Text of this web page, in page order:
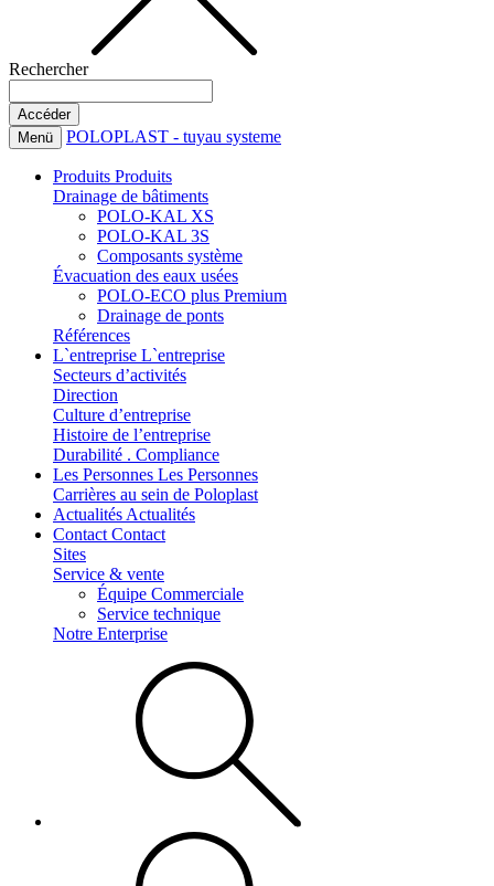
Rechercher
Menü POLOPLAST - tuyau systeme
Produits Produits
Drainage de bâtiments
POLO-KAL XS
POLO-KAL 3S
Composants système
Évacuation des eaux usées
POLO-ECO plus Premium
Drainage de ponts
Références
L`entreprise L`entreprise
Secteurs d’activités
Direction
Culture d’entreprise
Histoire de l’entreprise
Durabilité . Compliance
Les Personnes Les Personnes
Carrières au sein de Poloplast
Actualités Actualités
Contact Contact
Sites
Service & vente
Équipe Commerciale
Service technique
Notre Enterprise